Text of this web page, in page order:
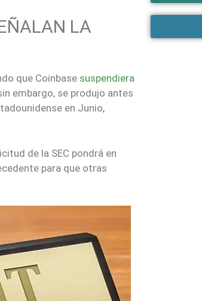
LA
que Coinbase suspendiera
embargo, se produjo antes
en Junio,
de la SEC pondrá en
para que otras